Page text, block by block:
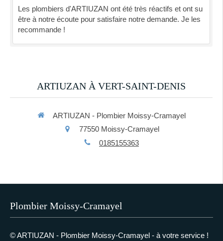
Les plombiers d'ARTIUZAN ont été très réactifs et ont su
être à notre écoute pour satisfaire notre demande. Je les
recommande !
ARTIUZAN À VERT-SAINT-DENIS
ARTIUZAN - Plombier Moissy-Cramayel
77550 Moissy-Cramayel
0185155363
Plombier Moissy-Cramayel
© ARTIUZAN - Plombier Moissy-Cramayel - à votre service !